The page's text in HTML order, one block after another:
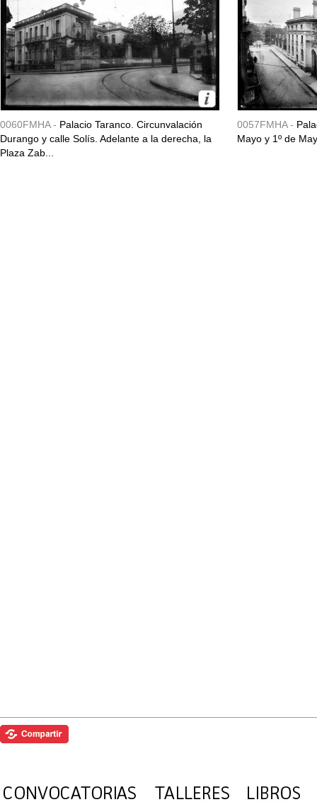
0060FMHA - Palacio Taranco. Circunvalación
Durango y calle Solís. Adelante a la derecha, la
Plaza Zab...
0057FMHA -
Mayo y 1º de